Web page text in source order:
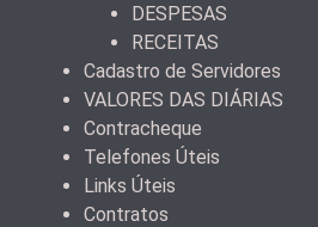
DESPESAS
RECEITAS
Cadastro de Servidores
VALORES DAS DIÁRIAS
Contracheque
Telefones Úteis
Links Úteis
Contratos